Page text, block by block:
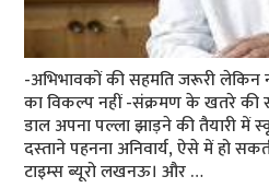
-अभिभावकों की सहमति जरूरी
का विकल्‍प नहीं -संक्रमण के खतरे की
डाल अपना पल्‍ला झाड़ने की तैयारी
दस्‍ताने पहनना अनिवार्य, ऐसे में हो
टाइम्‍स ब्‍यूरो लखनऊ। और …